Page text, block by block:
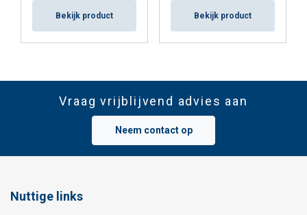
Bekijk product Bekijk product
Vraag vrijblijvend advies aan
Neem contact op
Nuttige links